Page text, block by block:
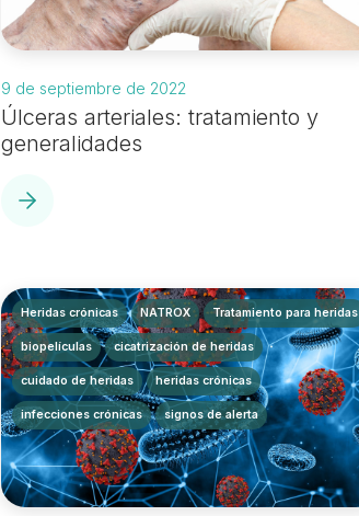
9 de septiembre de 2022
Úlceras arteriales: tratamiento y
generalidades
Heridas crónicas NATROX Tratamiento para heridas
biopelículas cicatrización de heridas
cuidado de heridas heridas crónicas
infecciones crónicas signos de alerta